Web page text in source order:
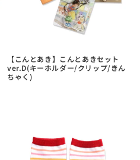
【こんとあき】こんとあきセット
ver.D(キーホルダー/クリップ/きん
ちゃく)